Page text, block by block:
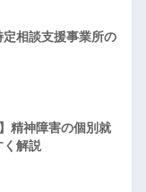
定相談支援事業所の
精神障害の個別就
く解説